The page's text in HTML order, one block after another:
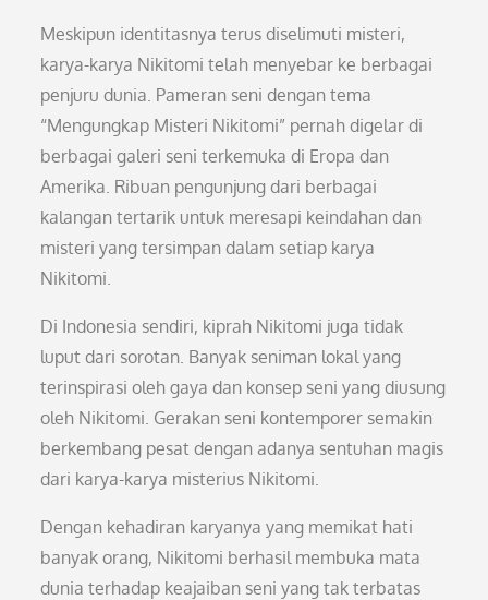
Meskipun identitasnya terus diselimuti misteri,
karya-karya Nikitomi telah menyebar ke berbagai
penjuru dunia. Pameran seni dengan tema
“Mengungkap Misteri Nikitomi” pernah digelar di
berbagai galeri seni terkemuka di Eropa dan
Amerika. Ribuan pengunjung dari berbagai
kalangan tertarik untuk meresapi keindahan dan
misteri yang tersimpan dalam setiap karya
Nikitomi.
Di Indonesia sendiri, kiprah Nikitomi juga tidak
luput dari sorotan. Banyak seniman lokal yang
terinspirasi oleh gaya dan konsep seni yang diusung
oleh Nikitomi. Gerakan seni kontemporer semakin
berkembang pesat dengan adanya sentuhan magis
dari karya-karya misterius Nikitomi.
Dengan kehadiran karyanya yang memikat hati
banyak orang, Nikitomi berhasil membuka mata
dunia terhadap keajaiban seni yang tak terbatas